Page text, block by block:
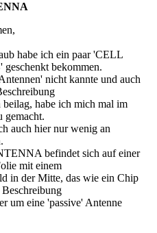
habe ich ein paar 'CELL
bekommen.
nicht kannte und auch
beilag, habe ich mich mal im
gemacht.
auch hier nur wenig an
befindet sich auf einer
mit einem
in der Mitte, das wie ein Chip
um eine 'passive' Antenne